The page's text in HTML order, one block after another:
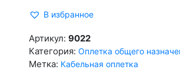
Weave(PTT)
В избранное
Артикул: 9022
Категория: Оплетка общего
Метка: Кабельная оплетка